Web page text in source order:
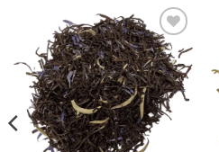
Ajouter
à la liste
de
souhaits